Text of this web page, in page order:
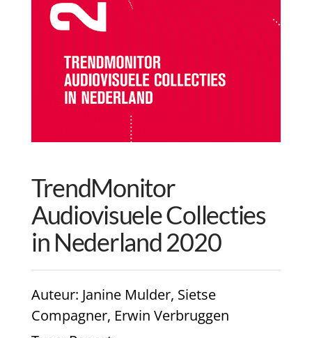
TrendMonitor
Audiovisuele Collecties
in Nederland 2020
Auteur: Janine Mulder, Sietse
Compagner, Erwin Verbruggen